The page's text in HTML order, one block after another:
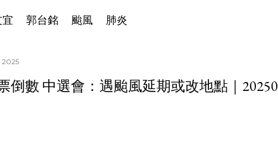
郭台銘 颱風 肺炎
2025
倒數 中選會：遇颱風延期或改地點｜